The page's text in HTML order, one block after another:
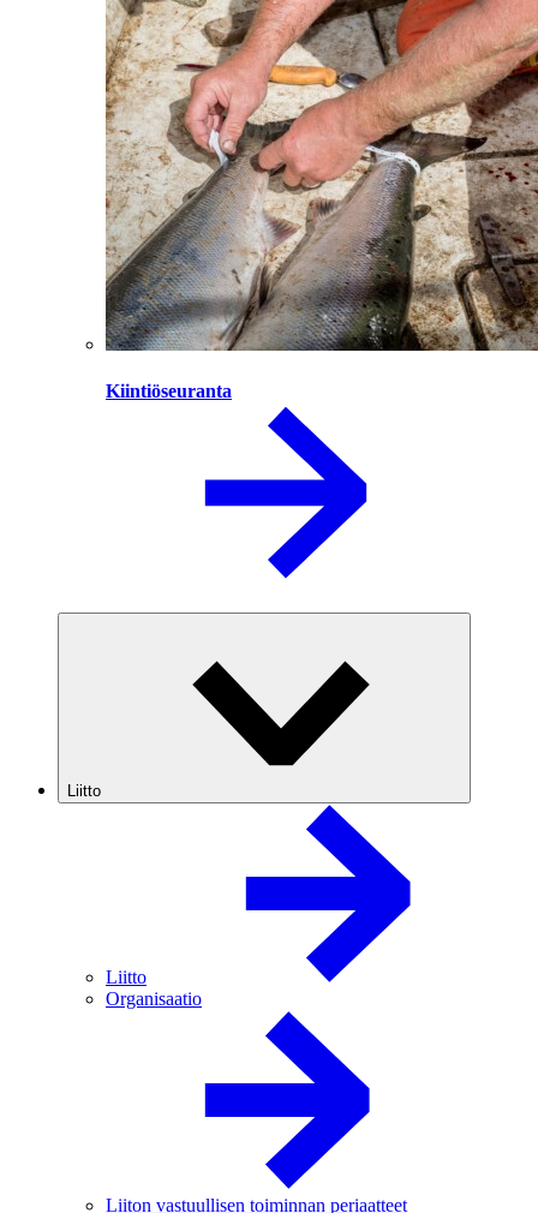
Kiintiöseuranta
Liitto
Liitto
Organisaatio
Liiton vastuullisen toiminnan periaatteet